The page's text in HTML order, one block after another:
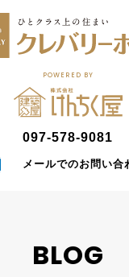
POWERED BY
097-578-9081
メールでのお問い合
BLOG